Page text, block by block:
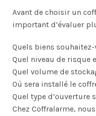
Avant de choisir un
important d’évaluer
Quels biens
Quel niveau de risque
Quel volume de
Où sera installé le
Quel type d’ouverture
Chez Coffralarme,